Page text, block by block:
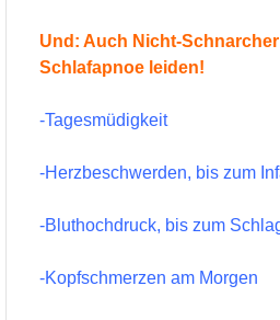
Und: Auch Nicht-
Schlafapnoe leiden!
-Tagesmüdigkeit
-Herzbeschwerden, bis zum
-Bluthochdruck, bis zum
-Kopfschmerzen am Morgen